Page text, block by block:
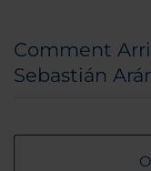
Comment
Sebastián